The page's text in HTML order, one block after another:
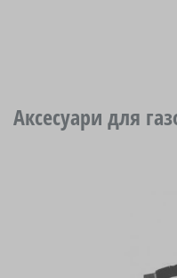
Аксесуари для